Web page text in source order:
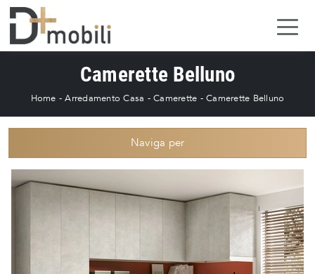
Camerette Belluno
Home -Arredamento Casa -Camerette -Camerette Belluno
Naviga per